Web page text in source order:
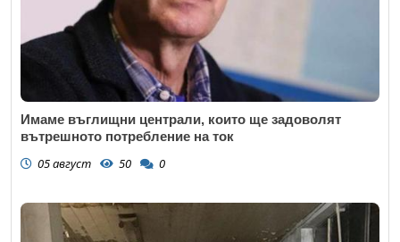
Имаме въглищни централи, които ще задоволят
вътрешното потребление на ток
05 август 50 0